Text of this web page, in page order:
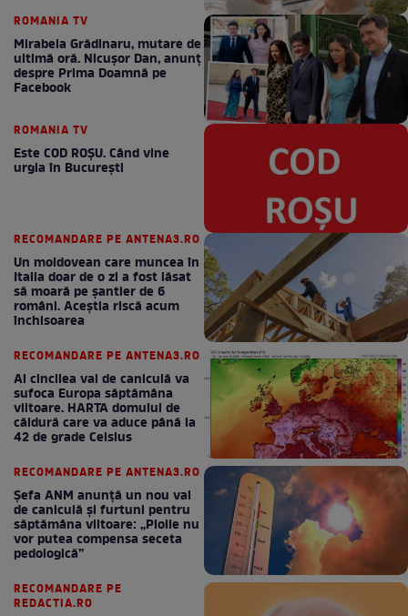
ROMANIA TV
Mirabela Grădinaru, mutare de
ultimă oră. Nicuşor Dan, anunţ
despre Prima Doamnă pe
Facebook
ROMANIA TV
Este COD ROŞU. Când vine
urgia în Bucureşti
RECOMANDARE PE ANTENA3.RO
Un moldovean care muncea în
Italia doar de o zi a fost lăsat
să moară pe şantier de 6
români. Aceștia riscă acum
închisoarea
RECOMANDARE PE ANTENA3.RO
Al cincilea val de caniculă va
sufoca Europa săptămâna
viitoare. HARTA domului de
căldură care va aduce până la
42 de grade Celsius
RECOMANDARE PE ANTENA3.RO
Șefa ANM anunță un nou val
de caniculă și furtuni pentru
săptămâna viitoare: „Ploile nu
vor putea compensa seceta
pedologică”
RECOMANDARE PE
REDACTIA.RO